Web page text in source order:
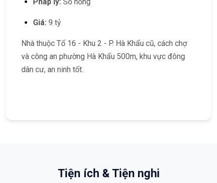
Giá: 9 tỷ
Nhà thuộc Tổ 16 - Khu 2 - P. Hà Khẩu cũ, cách chợ
và công an phường Hà Khẩu 500m, khu vực đông
dân cư, an ninh tốt.
Tiện ích & Tiện nghi